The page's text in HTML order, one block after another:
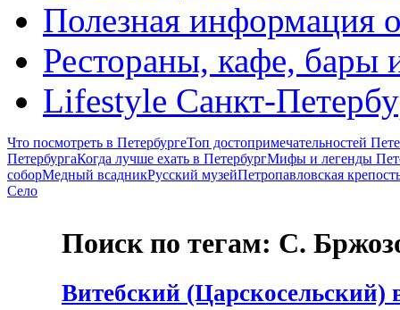
Полезная информация
Рестораны, кафе, бары
Lifestyle Санкт-
Что посмотреть в ПетербургеТоп достопримечательностей
ПетербургаКогда лучше ехать в ПетербургМифы и легенды
соборМедный всадникРусский музейПетропавловская
Село
Поиск по тегам: С.
Витебский (Царскосельский)